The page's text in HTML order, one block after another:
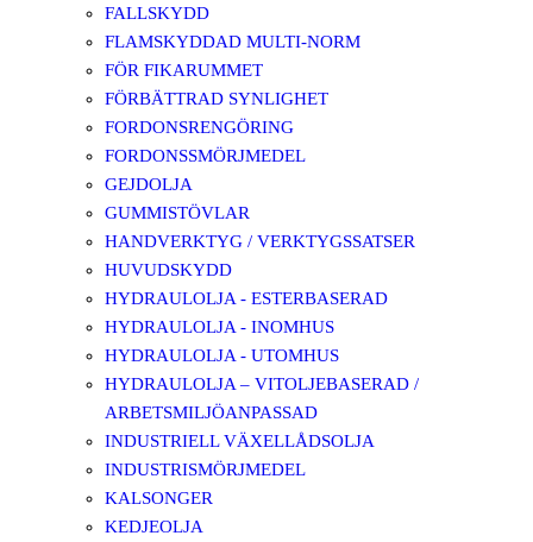
FALLSKYDD
FLAMSKYDDAD MULTI-NORM
FÖR FIKARUMMET
FÖRBÄTTRAD SYNLIGHET
FORDONSRENGÖRING
FORDONSSMÖRJMEDEL
GEJDOLJA
GUMMISTÖVLAR
HANDVERKTYG / VERKTYGSSATSER
HUVUDSKYDD
HYDRAULOLJA - ESTERBASERAD
HYDRAULOLJA - INOMHUS
HYDRAULOLJA - UTOMHUS
HYDRAULOLJA – VITOLJEBASERAD /
ARBETSMILJÖANPASSAD
INDUSTRIELL VÄXELLÅDSOLJA
INDUSTRISMÖRJMEDEL
KALSONGER
KEDJEOLJA